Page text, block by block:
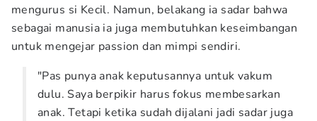
mengurus si Kecil. Namun, belakang ia sadar bahwa
sebagai manusia ia juga membutuhkan keseimbangan
untuk mengejar passion dan mimpi sendiri.
"Pas punya anak keputusannya untuk vakum
dulu. Saya berpikir harus fokus membesarkan
anak. Tetapi ketika sudah dijalani jadi sadar juga